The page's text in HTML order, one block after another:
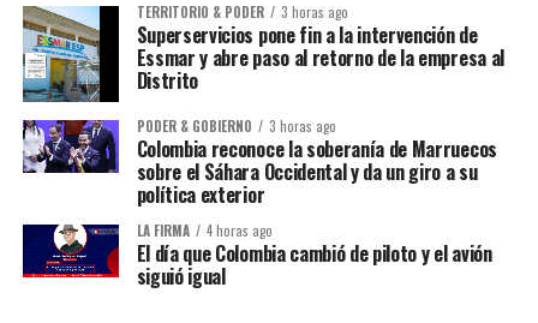
TERRITORIO & PODER 3 horas ago
Superservicios pone fin a la intervención de
Essmar y abre paso al retorno de la empresa al
Distrito
PODER & GOBIERNO 3 horas ago
Colombia reconoce la soberanía de Marruecos
sobre el Sáhara Occidental y da un giro a su
política exterior
LA FIRMA 4 horas ago
El día que Colombia cambió de piloto y el avión
siguió igual